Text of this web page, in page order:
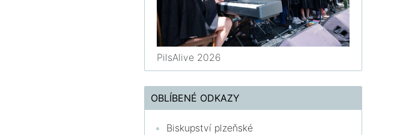
PilsAlive 2026
OBLÍBENÉ ODKAZY
Biskupství plzeňské